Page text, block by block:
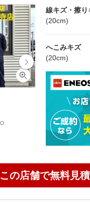
線キズ・擦り
(20cm)
へこみキズ
(20cm)
この店舗で無料見